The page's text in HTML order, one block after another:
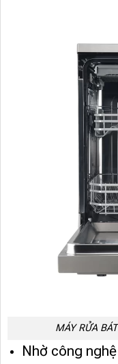
MÁY RỬA
Nhờ công